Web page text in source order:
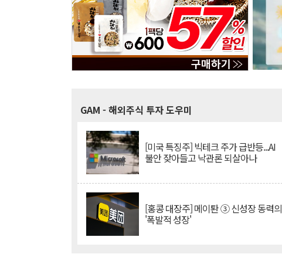
GAM - 해외주식 투자 도우미
[미국 특징주] 빅테크 주가 급반등...AI
불안 잦아들고 낙관론 되살아나
[홍콩 대장주] 메이퇀 ③ 신성장 동력의
'폭발적 성장'